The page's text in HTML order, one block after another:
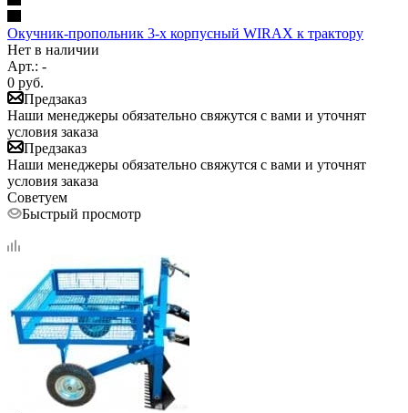
Окучник-пропольник 3-х корпусный WIRAX к трактору
Нет в наличии
Арт.: -
0 руб.
Предзаказ
Наши менеджеры обязательно свяжутся с вами и уточнят
условия заказа
Предзаказ
Наши менеджеры обязательно свяжутся с вами и уточнят
условия заказа
Советуем
Быстрый просмотр